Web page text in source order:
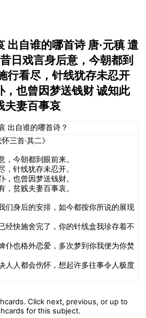
出自谁的哪首诗 唐·元稹 遣
日戏言身后意，今朝都到
行看尽，针线犹存未忍开
，也曾因梦送钱财 诚知此
夫妻百事哀
出自谁的哪首诗？
三首·其二》
，今朝都到眼前来。
，针线犹存未忍开。
，也曾因梦送钱财。
，贫贱夫妻百事哀。
们身后的安排，如今都按你所说的展现
经快施舍完了，你的针线盒我珍存着不
仆也格外恋爱，多次梦到你我便为你焚
人人都会伤怀，想起许多往事令人极度
Click next, previous, or up to
for this subject.